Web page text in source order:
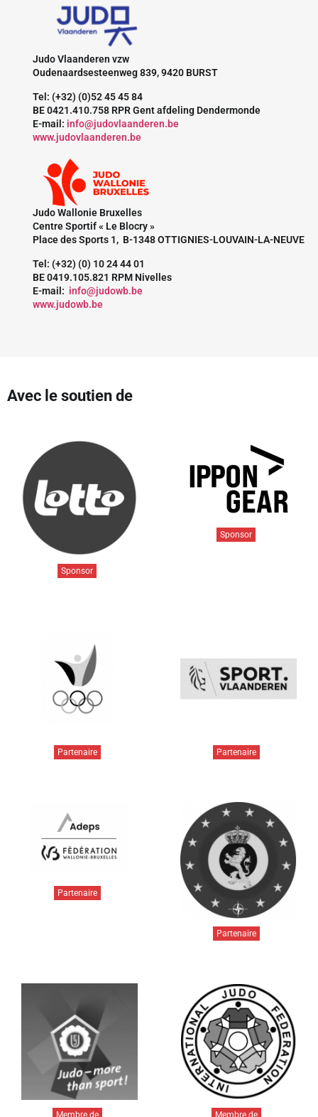
Judo Vlaanderen vzw
Oudenaardsesteenweg 839, 9420 BURST
Tel: (+32) (0)52 45 45 84
BE 0421.410.758 RPR Gent afdeling Dendermonde
E-mail: info@judovlaanderen.be
www.judovlaanderen.be
Judo Wallonie Bruxelles
Centre Sportif « Le Blocry »
Place des Sports 1, B-1348 OTTIGNIES-LOUVAIN-LA-NEUVE
Tel: (+32) (0) 10 24 44 01
BE 0419.105.821 RPM Nivelles
E-mail: info@judowb.be
www.judowb.be
Avec le soutien de
Sponsor
Sponsor
Partenaire Partenaire
Partenaire
Partenaire
Membre de Membre de